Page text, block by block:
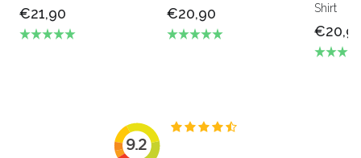
€21,90 €20,90
Shirt